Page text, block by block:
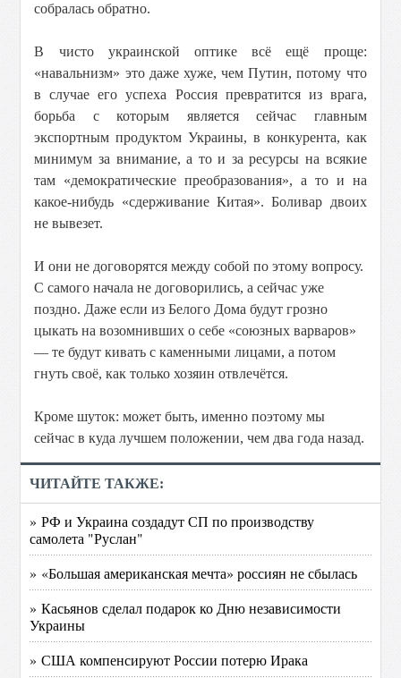
собралась обратно.
В чисто украинской оптике всё ещё проще:
«навальнизм» это даже хуже, чем Путин, потому что
в случае его успеха Россия превратится из врага,
борьба с которым является сейчас главным
экспортным продуктом Украины, в конкурента, как
минимум за внимание, а то и за ресурсы на всякие
там «демократические преобразования», а то и на
какое-нибудь «сдерживание Китая». Боливар двоих
не вывезет.
И они не договорятся между собой по этому вопросу.
С самого начала не договорились, а сейчас уже
поздно. Даже если из Белого Дома будут грозно
цыкать на возомнивших о себе «союзных варваров»
— те будут кивать с каменными лицами, а потом
гнуть своё, как только хозяин отвлечётся.
Кроме шуток: может быть, именно поэтому мы
сейчас в куда лучшем положении, чем два года назад.
ЧИТАЙТЕ ТАКЖЕ:
» РФ и Украина создадут СП по производству
самолета "Руслан"
» «Большая американская мечта» россиян не сбылась
» Касьянов сделал подарок ко Дню независимости
Украины
» США компенсируют России потерю Ирака